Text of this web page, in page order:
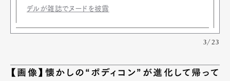
デルが雑誌でヌードを披露
3/23
【画像】懐かしの“ボディコン”が進化して帰って